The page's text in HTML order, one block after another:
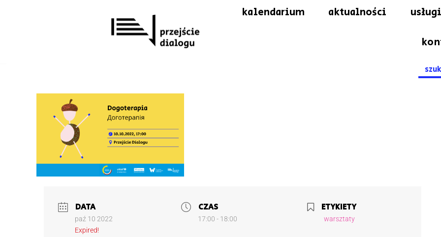
kalendarium aktualności
for:
DATA
paź 10 2022
Expired!
CZAS
17:00 - 18:00
ETYKIETY
warsztaty